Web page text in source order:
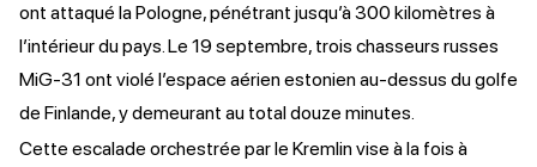
ont attaqué la Pologne, pénétrant jusqu’à 300 kilomètres à
l’intérieur du pays. Le 19 septembre, trois chasseurs russes
MiG-31 ont violé l’espace aérien estonien au-dessus du golfe
de Finlande, y demeurant au total douze minutes.
Cette escalade orchestrée par le Kremlin vise à la fois à